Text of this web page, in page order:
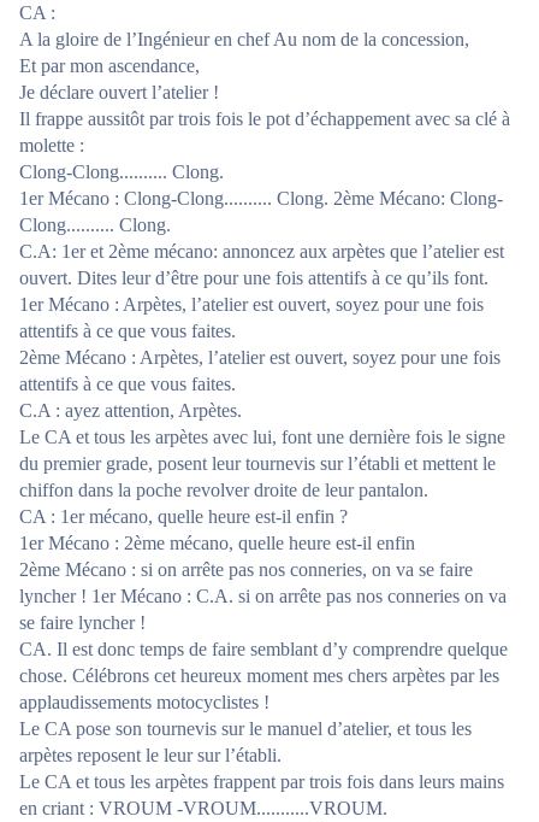
CA :
A la gloire de l’Ingénieur en chef Au nom de la concession,
Et par mon ascendance,
Je déclare ouvert l’atelier !
Il frappe aussitôt par trois fois le pot d’échappement avec sa clé à
molette :
Clong-Clong.......... Clong.
1er Mécano : Clong-Clong.......... Clong. 2ème Mécano: Clong-
Clong.......... Clong.
C.A: 1er et 2ème mécano: annoncez aux arpètes que l’atelier est
ouvert. Dites leur d’être pour une fois attentifs à ce qu’ils font.
1er Mécano : Arpètes, l’atelier est ouvert, soyez pour une fois
attentifs à ce que vous faites.
2ème Mécano : Arpètes, l’atelier est ouvert, soyez pour une fois
attentifs à ce que vous faites.
C.A : ayez attention, Arpètes.
Le CA et tous les arpètes avec lui, font une dernière fois le signe
du premier grade, posent leur tournevis sur l’établi et mettent le
chiffon dans la poche revolver droite de leur pantalon.
CA : 1er mécano, quelle heure est-il enfin ?
1er Mécano : 2ème mécano, quelle heure est-il enfin
2ème Mécano : si on arrête pas nos conneries, on va se faire
lyncher ! 1er Mécano : C.A. si on arrête pas nos conneries on va
se faire lyncher !
CA. Il est donc temps de faire semblant d’y comprendre quelque
chose. Célébrons cet heureux moment mes chers arpètes par les
applaudissements motocyclistes !
Le CA pose son tournevis sur le manuel d’atelier, et tous les
arpètes reposent le leur sur l’établi.
Le CA et tous les arpètes frappent par trois fois dans leurs mains
en criant : VROUM -VROUM...........VROUM.